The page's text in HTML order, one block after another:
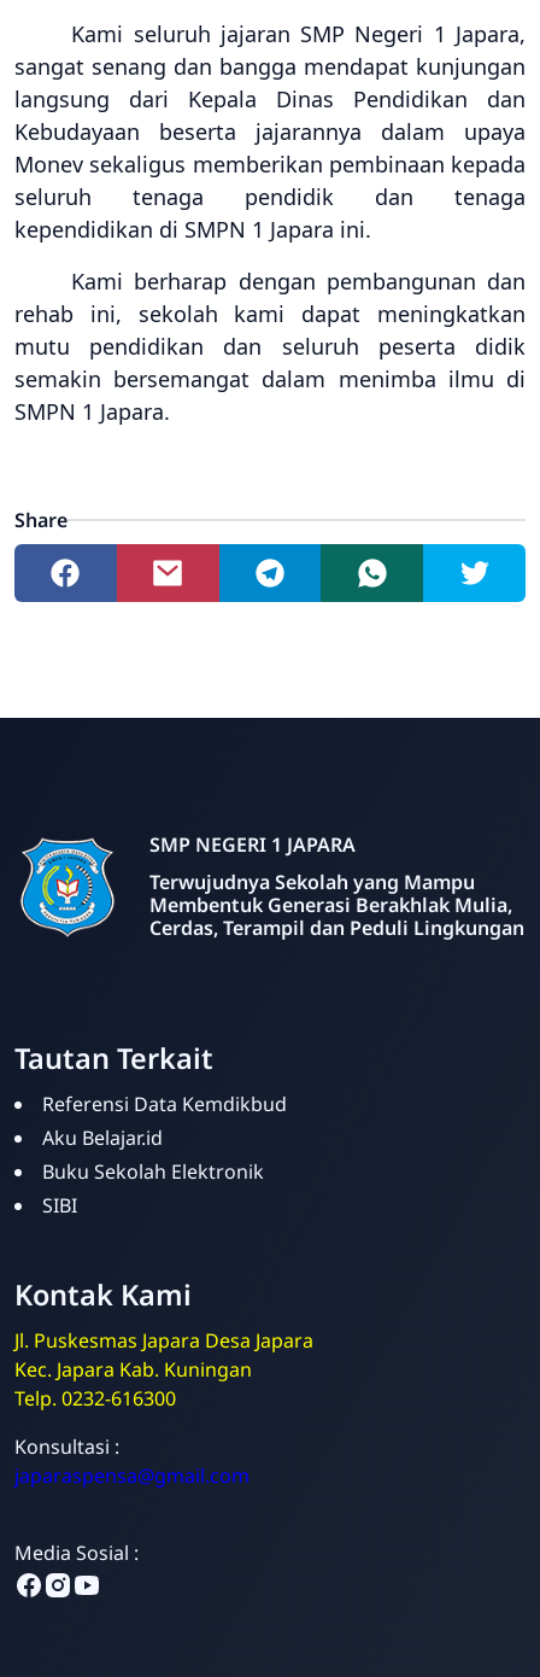
Kami seluruh jajaran SMP Negeri 1 Japara,
sangat senang dan bangga mendapat kunjungan
langsung dari Kepala Dinas Pendidikan dan
Kebudayaan beserta jajarannya dalam upaya
Monev sekaligus memberikan pembinaan kepada
seluruh tenaga pendidik dan tenaga
kependidikan di SMPN 1 Japara ini.
Kami berharap dengan pembangunan dan
rehab ini, sekolah kami dapat meningkatkan
mutu pendidikan dan seluruh peserta didik
semakin bersemangat dalam menimba ilmu di
SMPN 1 Japara.
Share
SMP NEGERI 1 JAPARA
Terwujudnya Sekolah yang Mampu
Membentuk Generasi Berakhlak Mulia,
Cerdas, Terampil dan Peduli Lingkungan
Tautan Terkait
Referensi Data Kemdikbud
Aku Belajar.id
Buku Sekolah Elektronik
SIBI
Kontak Kami
Jl. Puskesmas Japara Desa Japara
Kec. Japara Kab. Kuningan
Telp. 0232-616300
Konsultasi :
japaraspensa@gmail.com
Media Sosial :